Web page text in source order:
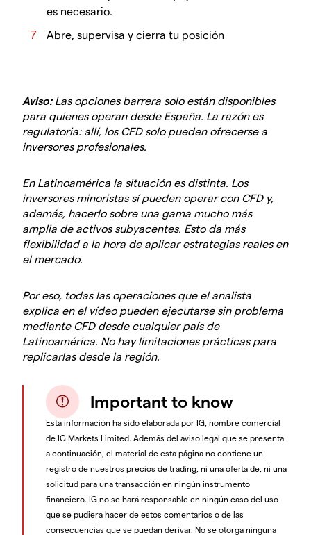
es necesario.
Abre, supervisa y cierra tu posición
Aviso:Las opciones barrera solo están disponibles
para quienes operan desde España. La razón es
regulatoria: allí, los CFD solo pueden ofrecerse a
inversores profesionales.
En Latinoamérica la situación es distinta. Los
inversores minoristas sí pueden operar con CFD y,
además, hacerlo sobre una gama mucho más
amplia de activos subyacentes. Esto da más
flexibilidad a la hora de aplicar estrategias reales en
el mercado.
Por eso, todas las operaciones que el analista
explica en el vídeo pueden ejecutarse sin problema
mediante CFD desde cualquier país de
Latinoamérica. No hay limitaciones prácticas para
replicarlas desde la región.
Important to know
Esta información ha sido elaborada por IG, nombre comercial
de IG Markets Limited. Además del aviso legal que se presenta
a continuación, el material de esta página no contiene un
registro de nuestros precios de trading, ni una oferta de, ni una
solicitud para una transacción en ningún instrumento
financiero. IG no se hará responsable en ningún caso del uso
que se pudiera hacer de estos comentarios o de las
consecuencias que se puedan derivar. No se otorga ninguna